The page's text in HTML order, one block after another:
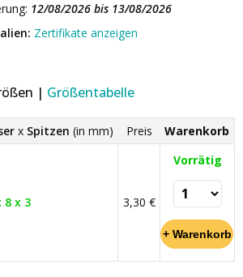
12/08/2026 bis 13/08/2026
Zertifikate anzeigen
| Größentabelle
x Spitzen (in mm) Preis Warenkorb
8 x 3 3,30 €
Vorrätig